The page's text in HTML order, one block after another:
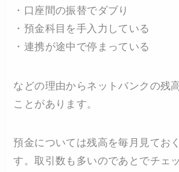
・口座間の振替でダブり
・預金科目を手入力している
・連携が途中で停まっている
などの理由からネットバンクの残
ことがあります。
預金については残高を毎月見てお
す。取引数も多いのであとでチェ